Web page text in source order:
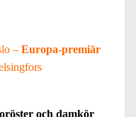
– Europa-premiär
och damkör